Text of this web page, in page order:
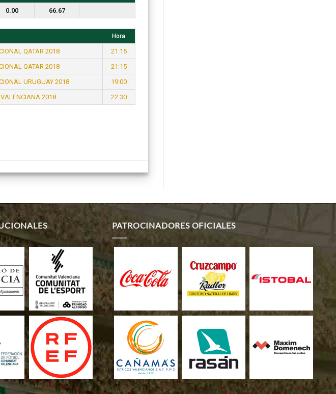
0.00 66.67
Hora
QATAR 2018
21:15
QATAR 2018
21:15
URUGUAY 2018
19:00
VALENCIANA 2018 22:30
PATROCINADORES OFICIALES